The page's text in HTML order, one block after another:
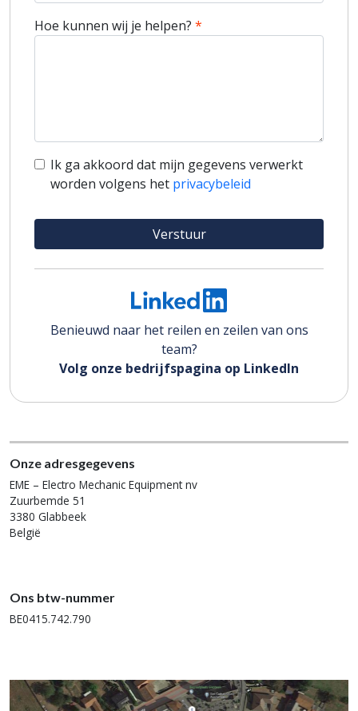
Hoe kunnen wij je helpen?
Ik ga akkoord dat mijn gegevens verwerkt
worden volgens het privacybeleid
Benieuwd naar het reilen en zeilen van ons
team?
Volg onze bedrijfspagina op LinkedIn
Onze adresgegevens
EME – Electro Mechanic Equipment nv
Zuurbemde 51
3380 Glabbeek
België
Ons btw-nummer
BE0415.742.790